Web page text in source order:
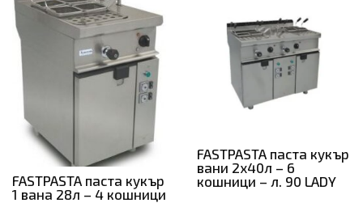
FASTPASTA паста кукър
1 вана 28л – 4 кошници
FASTPASTA паста кукър
вани 2х40л – 6
кошници – л. 90 LADY